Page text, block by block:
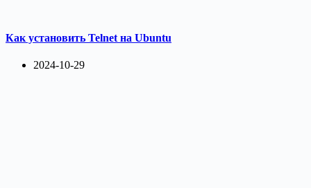
Как установить Telnet на Ubuntu
2024-10-29